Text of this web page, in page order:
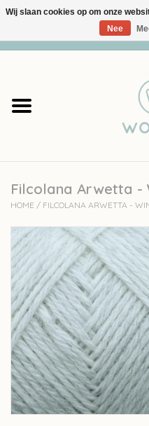
Garens
Accessoires
workshops
Cadeaubon
Solden
Over wolder
Filcolana Arwetta -
HOME / FILCOLANA ARWETTA -
Wij slaan cookies op om onze
Nee